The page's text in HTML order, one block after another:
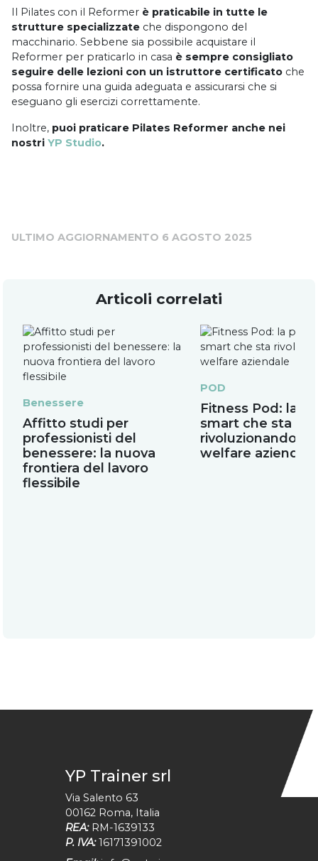
Il Pilates con il Reformer è praticabile in tutte le
strutture specializzate che dispongono del
macchinario. Sebbene sia possibile acquistare il
Reformer per praticarlo in casa è sempre consigliato
seguire delle lezioni con un istruttore certificato che
possa fornire una guida adeguata e assicurarsi che si
eseguano gli esercizi correttamente.
Inoltre, puoi praticare Pilates Reformer anche nei
nostri YP Studio.
ULTIMO AGGIORNAMENTO 6 AGOSTO 2025
Articoli correlati
Benessere
Affitto studi per
professionisti del
benessere: la nuova
frontiera del lavoro
flessibile
POD
Fitness Pod: la
smart che sta
rivoluzionando il
welfare aziendale
YP Trainer srl
Via Salento 63
00162 Roma, Italia
REA: RM-1639133
P. IVA: 16171391002